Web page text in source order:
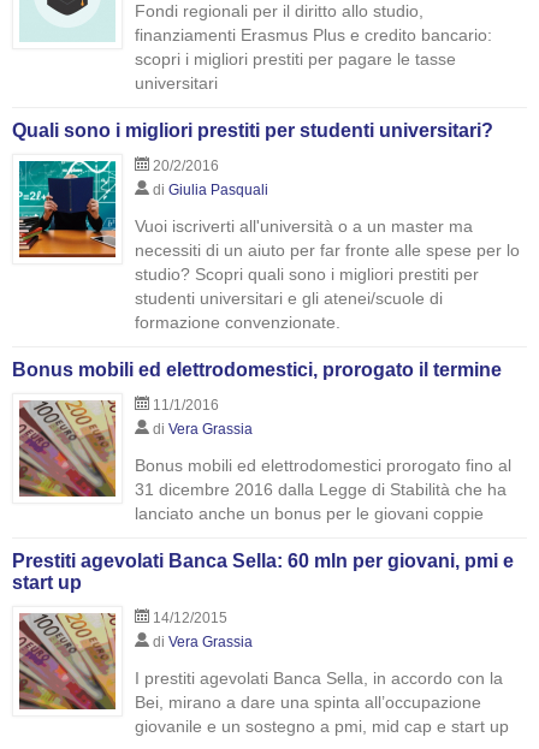
Fondi regionali per il diritto allo studio,
finanziamenti Erasmus Plus e credito bancario:
scopri i migliori prestiti per pagare le tasse
universitari
Quali sono i migliori prestiti per studenti universitari?
20/2/2016
di Giulia Pasquali
Vuoi iscriverti all'università o a un master ma
necessiti di un aiuto per far fronte alle spese per lo
studio? Scopri quali sono i migliori prestiti per
studenti universitari e gli atenei/scuole di
formazione convenzionate.
Bonus mobili ed elettrodomestici, prorogato il termine
11/1/2016
di Vera Grassia
Bonus mobili ed elettrodomestici prorogato fino al
31 dicembre 2016 dalla Legge di Stabilità che ha
lanciato anche un bonus per le giovani coppie
Prestiti agevolati Banca Sella: 60 mln per giovani, pmi e
start up
14/12/2015
di Vera Grassia
I prestiti agevolati Banca Sella, in accordo con la
Bei, mirano a dare una spinta all’occupazione
giovanile e un sostegno a pmi, mid cap e start up